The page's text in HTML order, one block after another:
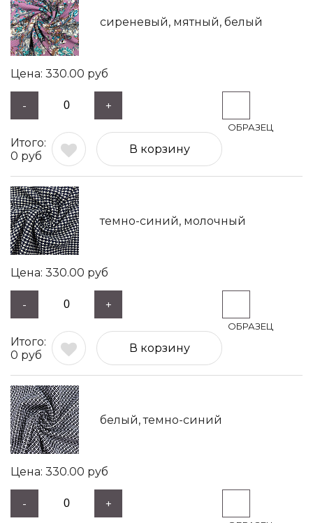
сиреневый, мятный, белый
330.00 руб
- +
0 руб
В корзину
темно-синий, молочный
330.00 руб
- +
0 руб
В корзину
белый, темно-синий
330.00 руб
- +